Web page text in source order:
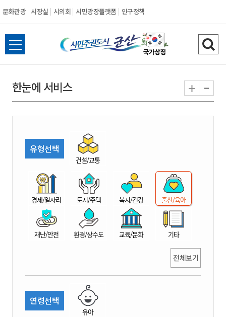
문화관광 시장실 시의회 시민광장플랫폼 인구정책
시
민
권
시
산
전
체
뉴
열
검
색
기
한눈에 서비스 + -
유형선택
건설/교통
경제/일자리 토지/주택 복지/건강 출산/육아
재난/안전 환경/상수도 교육/문화 기타
전체보기
연령선택
유아